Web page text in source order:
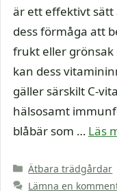
är ett effektivt
dess förmåga att
frukt eller grönsak
kan dess
gäller särskilt C-
hälsosamt
blåbär som … Läs
Kategorier
Ätbara trädgårdar
Lämna en